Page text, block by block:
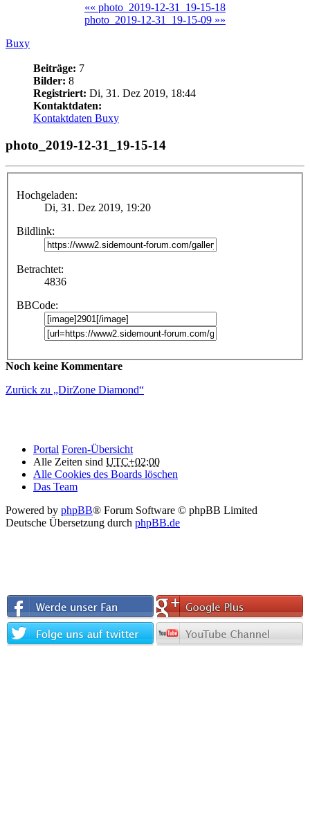
«« photo_2019-12-31_19-15-18
photo_2019-12-31_19-15-09 »»
Buxy
Beiträge: 7
Bilder: 8
Registriert: Di, 31. Dez 2019, 18:44
Kontaktdaten:
Kontaktdaten Buxy
photo_2019-12-31_19-15-14
Hochgeladen:
Di, 31. Dez 2019, 19:20
Bildlink:
Betrachtet:
4836
BBCode:
Noch keine Kommentare
Zurück zu „DirZone Diamond“
Portal Foren-Übersicht
Alle Zeiten sind UTC+02:00
Alle Cookies des Boards löschen
Das Team
Powered by phpBB® Forum Software © phpBB Limited
Deutsche Übersetzung durch phpBB.de